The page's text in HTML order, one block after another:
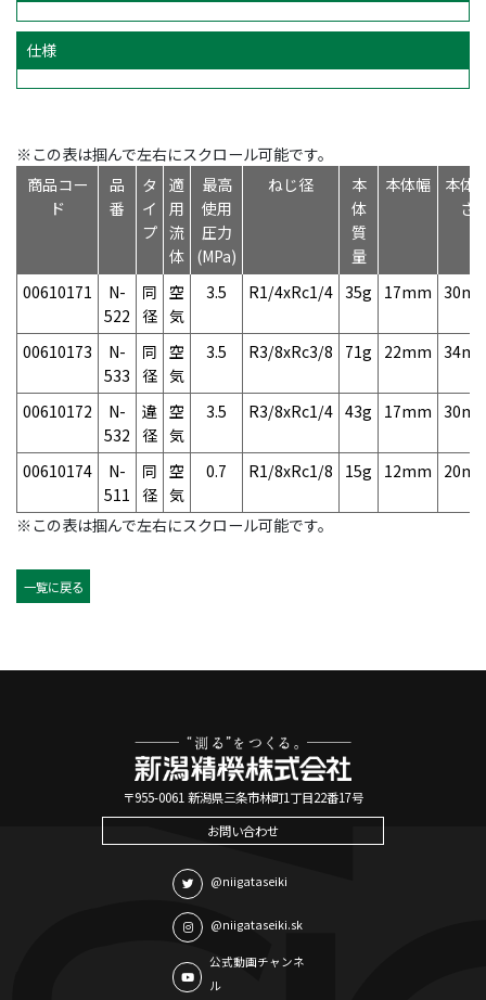
仕様
※この表は掴んで左右にスクロール可能です。
商品コー
ド
品
番
タ
イ
プ
適
用
流
体
最高
使用
圧力
(MPa)
ねじ径
本
体
質
量
本体幅
本体
さ
00610171
N-
522
同
径
空
気
3.5 R1/4xRc1/4 35g 17mm
00610173
N-
533
同
径
空
気
3.5 R3/8xRc3/8 71g 22mm
00610172
N-
532
違
径
空
気
3.5 R3/8xRc1/4 43g 17mm
00610174
N-
511
同
径
空
気
0.7 R1/8xRc1/8 15g 12mm
※この表は掴んで左右にスクロール可能です。
一覧に戻る
〒955-0061 新潟県三条市林町1丁目22番17号
お問い合わせ
@niigataseiki
@niigataseiki.sk
公式動画チャンネ
ル